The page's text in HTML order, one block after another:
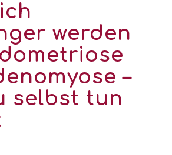
werden
–
selbst tun